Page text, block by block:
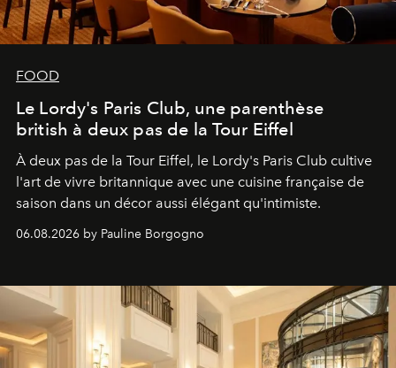
FOOD
Le Lordy's Paris Club, une parenthèse
british à deux pas de la Tour Eiffel
À deux pas de la Tour Eiffel, le Lordy's Paris Club cultive
l'art de vivre britannique avec une cuisine française de
saison dans un décor aussi élégant qu'intimiste.
06.08.2026 by Pauline Borgogno